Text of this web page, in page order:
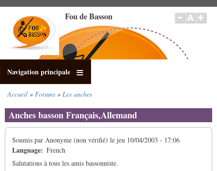
contenu
principal
Fou de Basson
Navigation principale
d'Ariane
Accueil Forums Les anches
Anches basson Français,Allemand
Soumis par Anonyme (non vérifié) le jeu 10/04/2003 - 17:06
Language
French
Salutations à tous les amis bassonniste.